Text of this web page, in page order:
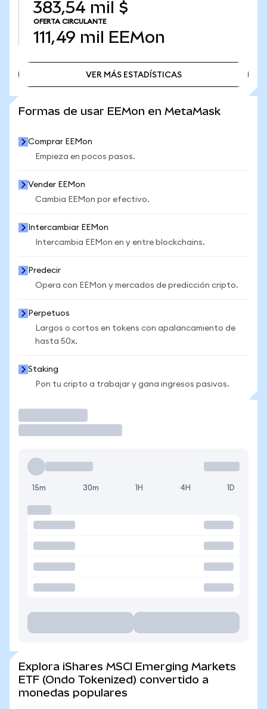
383,54 mil $
OFERTA CIRCULANTE
111,49 mil EEMon
VER MÁS ESTADÍSTICAS
Formas de usar EEMon en MetaMask
Comprar EEMon
Empieza en pocos pasos.
Vender EEMon
Cambia EEMon por efectivo.
Intercambiar EEMon
Intercambia EEMon en y entre blockchains.
Predecir
Opera con EEMon y mercados de predicción cripto.
Perpetuos
Largos o cortos en tokens con apalancamiento de
hasta 50x.
Staking
Pon tu cripto a trabajar y gana ingresos pasivos.
15m 30m 1H 4H 1D
Explora iShares MSCI Emerging Markets
ETF (Ondo Tokenized) convertido a
monedas populares